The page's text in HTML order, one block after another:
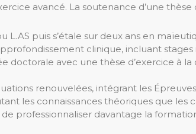
avancé. La soutenance d’une
L.AS puis s’étale sur deux ans en
clinique, incluant stages
doctorale avec une thèse d’exercice à la
renouvelées, intégrant les
les connaissances théoriques que
professionnaliser davantage la